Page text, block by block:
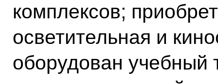
комплексов;
осветительная и
оборудован учебный